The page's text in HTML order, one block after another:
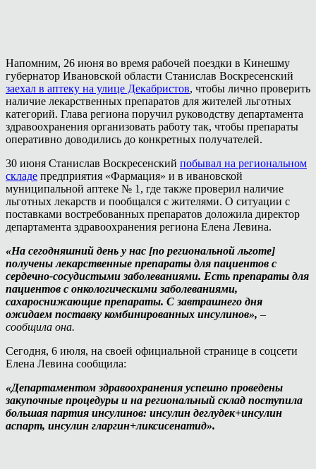
Напомним, 26 июня во время рабочей поездки в Кинешму
губернатор Ивановской области Станислав Воскресенский
заехал в аптеку на улице Декабристов, чтобы лично проверить
наличие лекарственных препаратов для жителей льготных
категорий. Глава региона поручил руководству департамента
здравоохранения организовать работу так, чтобы препараты
оперативно доводились до конкретных получателей.
30 июня Станислав Воскресенский побывал на региональном
складе предприятия «Фармация» и в ивановской
муниципальной аптеке № 1, где также проверил наличие
льготных лекарств и пообщался с жителями. О ситуации с
поставками востребованных препаратов доложила директор
департамента здравоохранения региона Елена Левина.
«На сегодняшний день у нас [по региональной льготе]
получены лекарственные препараты для пациентов с
сердечно-сосудистыми заболеваниями. Есть препараты для
пациентов с онкологическими заболеваниями,
сахароснижающие препараты. С завтрашнего дня
ожидаем поставку комбинированных инсулинов», –
сообщила она.
Сегодня, 6 июля, на своей официальной странице в соцсети
Елена Левина сообщила:
«Департаментом здравоохранения успешно проведены
закупочные процедуры и на региональный склад поступила
большая партия инсулинов: инсулин деглудек+инсулин
аспарт, инсулин гларгин+ликсисенатид».